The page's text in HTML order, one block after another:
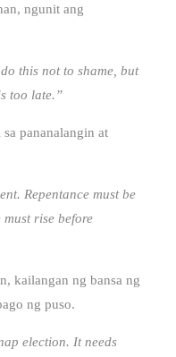
ngunit ang
do this not to shame, but
too late.”
pananalangin at
Repentance must be
rise before
kailangan ng bansa ng
ng puso.
election. It needs